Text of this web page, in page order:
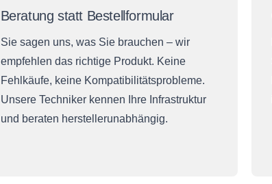
Beratung statt Bestellformular
Sie sagen uns, was Sie brauchen – wir
empfehlen das richtige Produkt. Keine
Fehlkäufe, keine Kompatibilitätsprobleme.
Unsere Techniker kennen Ihre Infrastruktur
und beraten herstellerunabhängig.